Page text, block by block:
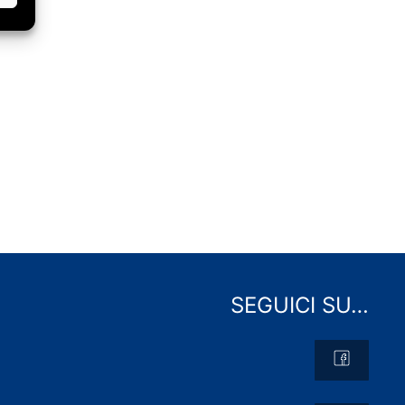
SEGUICI SU…